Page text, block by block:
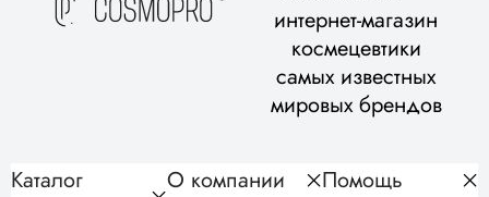
интернет-магазин
космецевтики
самых известных
мировых брендов
Каталог
О компании Помощь